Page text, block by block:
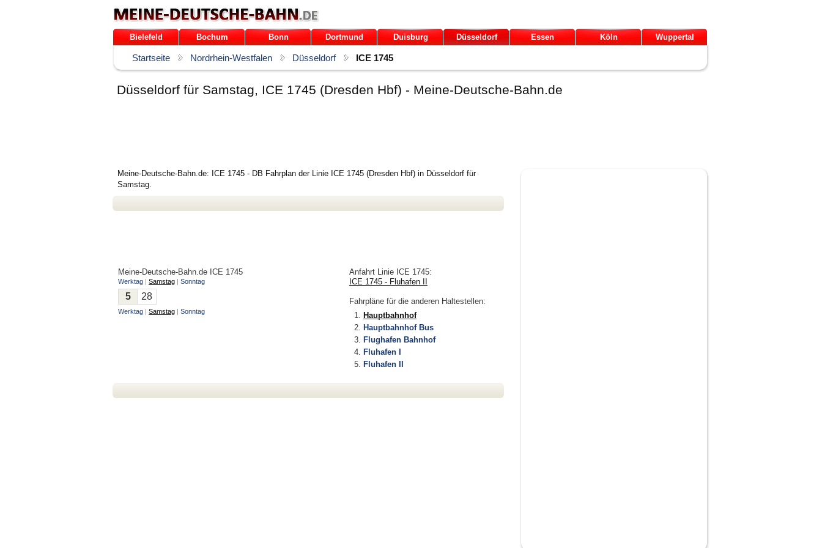
Bielefeld Bochum Bonn Dortmund Duisburg Düsseldorf Essen Köln Wuppertal
Startseite Nordrhein-Westfalen Düsseldorf ICE 1745
Düsseldorf für Samstag, ICE 1745 (Dresden Hbf) - Meine-Deutsche-Bahn.de
Meine-Deutsche-Bahn.de: ICE 1745 - DB Fahrplan der Linie ICE 1745 (Dresden Hbf) in Düsseldorf für
Samstag.
Meine-Deutsche-Bahn.de ICE 1745
Werktag | Samstag | Sonntag
5 28
Werktag | Samstag | Sonntag
Anfahrt Linie ICE 1745:
ICE 1745 - Fluhafen II
Fahrpläne für die anderen Haltestellen:
Hauptbahnhof
Hauptbahnhof Bus
Flughafen Bahnhof
Fluhafen I
Fluhafen II